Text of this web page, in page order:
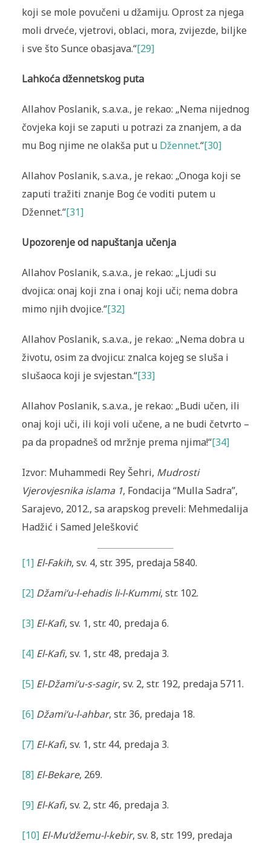
koji se mole povučeni u džamiju. Oprost za njega
moli drveće, vjetrovi, oblaci, mora, zvijezde, biljke
i sve što Sunce obasjava.“[29]
Lahkoća džennetskog puta
Allahov Poslanik, s.a.v.a., je rekao: „Nema nijednog
čovjeka koji se zaputi u potrazi za znanjem, a da
mu Bog njime ne olakša put u Džennet.“[30]
Allahov Poslanik, s.a.v.a., je rekao: „Onoga koji se
zaputi tražiti znanje Bog će voditi putem u
Džennet.“[31]
Upozorenje od napuštanja učenja
Allahov Poslanik, s.a.v.a., je rekao: „Ljudi su
dvojica: onaj koji zna i onaj koji uči; nema dobra
mimo njih dvojice.“[32]
Allahov Poslanik, s.a.v.a., je rekao: „Nema dobra u
životu, osim za dvojicu: znalca kojeg se sluša i
slušaoca koji je svjestan.“[33]
Allahov Poslanik, s.a.v.a., je rekao: „Budi učen, ili
onaj koji uči, ili koji voli učene, a ne budi četvrto –
pa da propadneš od mržnje prema njima!“[34]
Izvor: Muhammedi Rey Šehri, Mudrosti
Vjerovjesnika islama 1, Fondacija “Mulla Sadra”,
Sarajevo, 2012., sa arapskog preveli: Mehmedalija
Hadžić i Samed Jelešković
[1] El-Fakih, sv. 4, str. 395, predaja 5840.
[2] Džami‘u-l-ehadis li-l-Kummi, str. 102.
[3]El-Kafi, sv. 1, str. 40, predaja 6.
[4] El-Kafi, sv. 1, str. 48, predaja 3.
[5] El-Džami‘u-s-sagir, sv. 2, str. 192, predaja 5711.
[6] Džami‘u-l-ahbar, str. 36, predaja 18.
[7] El-Kafi, sv. 1, str. 44, predaja 3.
[8] El-Bekare, 269.
[9] El-Kafi, sv. 2, str. 46, predaja 3.
[10] El-Mu‘džemu-l-kebir, sv. 8, str. 199, predaja